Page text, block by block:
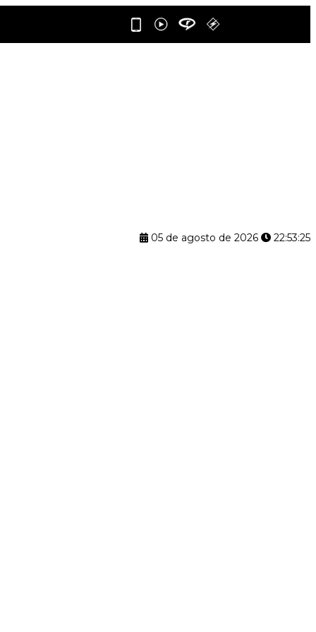
05 de agosto de 2026 22:53:26